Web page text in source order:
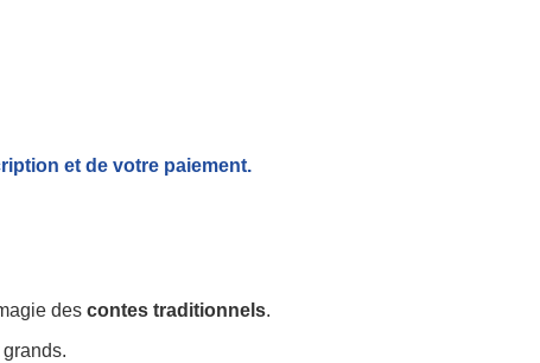
et de votre paiement.
des contes traditionnels.